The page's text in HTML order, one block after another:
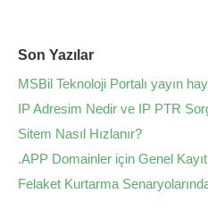
Son Yazılar
MSBil Teknoloji Portalı yayın
IP Adresim Nedir ve IP PTR
Sitem Nasıl Hızlanır?
.APP Domainler için Genel Kayıt
Felaket Kurtarma